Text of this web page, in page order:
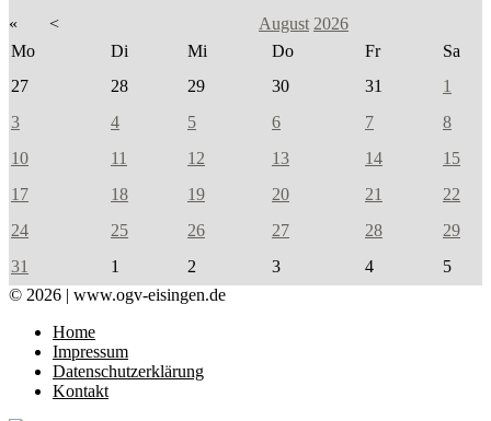
« < August 2026
Mo
Di Mi Do Fr
Sa
27
28 29 30 31
1
3
4 5 6 7
8
10
11 12 13 14
15
17
18 19 20 21
22
24
25 26 27 28
29
31
1 2 3 4
5
© 2026 | www.ogv-eisingen.de
Home
Impressum
Datenschutzerklärung
Kontakt